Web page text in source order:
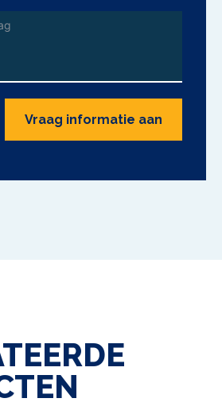
Vraag informatie aan